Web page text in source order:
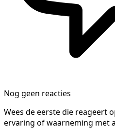
Nog geen reacties
Wees de eerste die reageert
ervaring of waarneming met